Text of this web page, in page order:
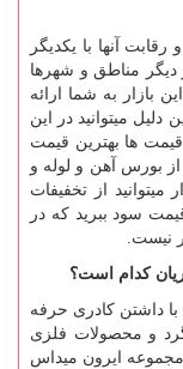
آنها با یکدیگر
دیگر مناطق و شهرها
بازار به شما ارائه
میتوانید در این
ها بهترین قیمت
از بورس آهن و لوله و
میتوانید از تخفیفات
سود ببرید که در
نیست.
کدام است؟
با داشتن کادری حرفه
و محصولات فلزی
مجموعه ایرون میداس